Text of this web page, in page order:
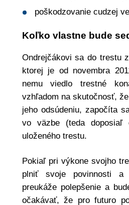
poškodzovanie cudzej
Koľko vlastne bude
Ondrejčákovi sa do trestu
ktorej je od novembra
nemu viedlo trestné
vzhľadom na skutočnosť,
jeho odsúdeniu, započíta
vo väzbe (teda
uloženého trestu.
Pokiaľ pri výkone svojho
plniť svoje povinnosti a
preukáže polepšenie a
očakávať, že pro futuro